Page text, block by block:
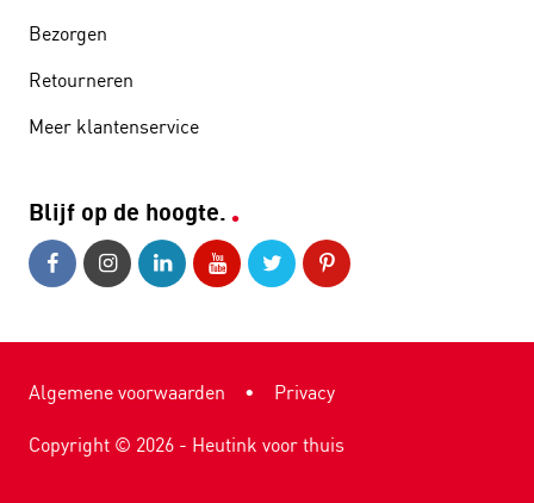
Bezorgen
Retourneren
Meer klantenservice
Blijf op de hoogte.
Algemene voorwaarden • Privacy
Copyright © 2026 - Heutink voor thuis